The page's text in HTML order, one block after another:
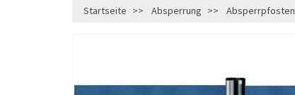
Startseite Absperrung